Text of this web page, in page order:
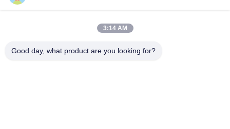
Przetwórstwa
3:14 AM
Good day, what product are you looking for?